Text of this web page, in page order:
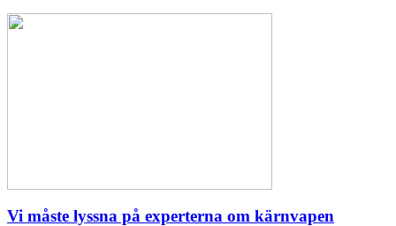
Vi måste lyssna på experterna om kärnvapen